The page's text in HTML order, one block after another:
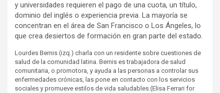
y universidades requieren el pago de una cuota, un título,
dominio del inglés o experiencia previa. La mayoría se
concentran en el área de San Francisco o Los Ángeles, lo
que crea desiertos de formación en gran parte del estado.
Lourdes Bernis (izq.) charla con un residente sobre cuestiones de
salud de la comunidad latina. Bernis es trabajadora de salud
comunitaria, o promotora, y ayuda a las personas a controlar sus
enfermedades crónicas, las pone en contacto con los servicios
sociales y promueve estilos de vida saludables.(Elisa Ferrari for